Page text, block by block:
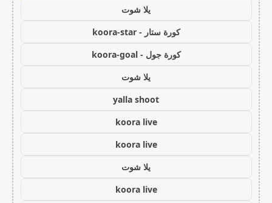
يلا شوت
كورة ستار - koora-star
كورة جول - koora-goal
يلا شوت
yalla shoot
koora live
koora live
يلا شوت
koora live